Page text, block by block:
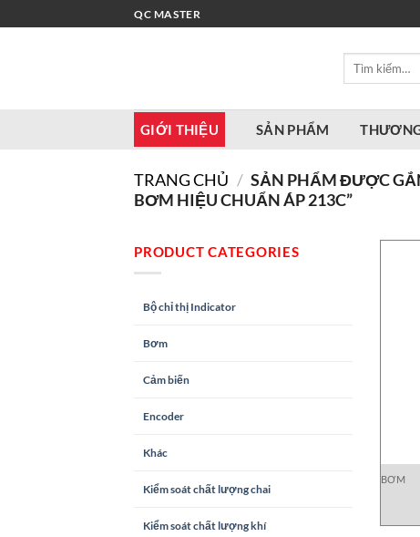
qua
QC MASTER
Tìm
GIỚI THIỆU SẢN PHẨM
TRANG CHỦ / SẢN PHẨM ĐƯỢC
BƠM HIỆU CHUẨN ÁP 213C”
PRODUCT CATEGORIES
Bộ chỉ thị Indicator
Bơm
Cảm biến
Encoder
Khác
Kiểm soát chất lượng chai
Kiểm soát chất lượng khí
BƠM